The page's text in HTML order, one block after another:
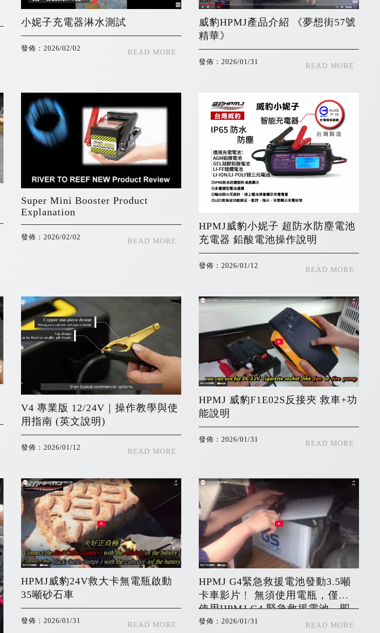
小妮子充電器淋水測試
發佈：2026/02/02
威豹HPMJ產品介紹 《夢想街57號
精華》
發佈：2026/01/31
Super Mini Booster Product
Explanation
發佈：2026/02/02
HPMJ威豹小妮子 超防水防塵電池
充電器 鉛酸電池操作說明
發佈：2026/01/12
V4 專業版 12/24V｜操作教學與使
用指南 (英文說明)
發佈：2026/01/12
HPMJ 威豹F1E02S反接夾 救車+功
能說明
發佈：2026/01/31
HPMJ威豹24V救大卡無電瓶啟動
35噸砂石車
發佈：2026/01/31
HPMJ G4緊急救援電池發動3.5噸
卡車影片﹗ 無須使用電瓶，僅需
使用HPMJ G4 緊急救援電池，即
使是女生也可以輕鬆救援3.5噸大
發佈：2026/01/31